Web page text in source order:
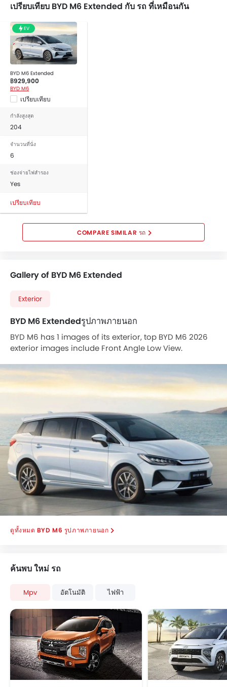
เซ็นเซอร์ตรวจจับการชน
ระบบสัญญาณกันขโมย
ล็อกประตูป้องกันเด็ก
คานเหล็กด้านข้างรถ
คานเหล็กด้านหน้ารถ
กระจกมองหลังแบบตัดแสง
ระบบกุญแจนิรภัย
กล้องส่องภาพด้านหลัง
เข็มขัดนิรภัยด้านหน้าปรับระดับสูง-ต่ำ
ระบบปรับไฟหน้า สูง / ต่ำ
พวงมาลัยปรับระดับได้
ล้ออัลลอย
นาฬิกาแบบดิจิตอล
หน้าปัดบอกระยะทางแบบดิจิตอล
ระบบกระจายแรงเบรก
เบาะนั่งปรับไฟฟ้า
กระจกมองข้างพับไฟฟ้า
หน้าปัดบอกระยะทางแบบมัลติทริป
พนักพิงด้านคนขับปรับ สูง / ต่ำ
ระบบควบคุมประตูแบบอัจฉริยะ
พวงมาลัยหุ้มหนัง
กระจกไฟฟ้าด้านหน้า
มาตรวัดความเร็วรอบ
ระบบช่วยควบคุมการทรงตัวขณะเข้าโค้ง
ระบบสั่งการด้วยเสียง
เข็มขัดนิรภัยสำหรับผู้โดยสารตอนหลัง
กระจกมองข้างพร้อมไฟเลี้ยวในตัว
กระจกไฟฟ้าประตูหลัง
เบาะนั่งผู้โดยสารด้านหลังสามารถพับได้
ที่วางแก้วน้ำด้านหลัง
ไฟส่องสว่างภายในห้องโดยสาร
ไฟส่องสว่างห้องสัมภาระท้าย
ระบบปัดน้ำฝนด้านหลัง
ซันรูฟ
ระบบล็อกรถอัตโนมัติเมื่อกุญแจอยู่ห่างจากตัวรถ
เปรียบเทียบ BYD M6 Extended กับ รถ ที่เหมือนกัน
EV
BYD M6 Extended
฿929,900
BYD M6
เปรียบเทียบ
กำลังสูงสุด
204
จำนวนที่นั่ง
6
ช่องจ่ายไฟสำรอง
Yes
เปรียบเทียบ
COMPARE SIMILAR รถ
Gallery of BYD M6 Extended
Exterior
BYD M6 Extendedรูปภาพภายนอก
BYD M6 has 1 images of its exterior, top BYD M6 2026
exterior images include Front Angle Low View.
BYD M6 รูปภาพภายนอก
ค้นพบ ใหม่ รถ
Mpv อัตโนมัติ ไฟฟ้า